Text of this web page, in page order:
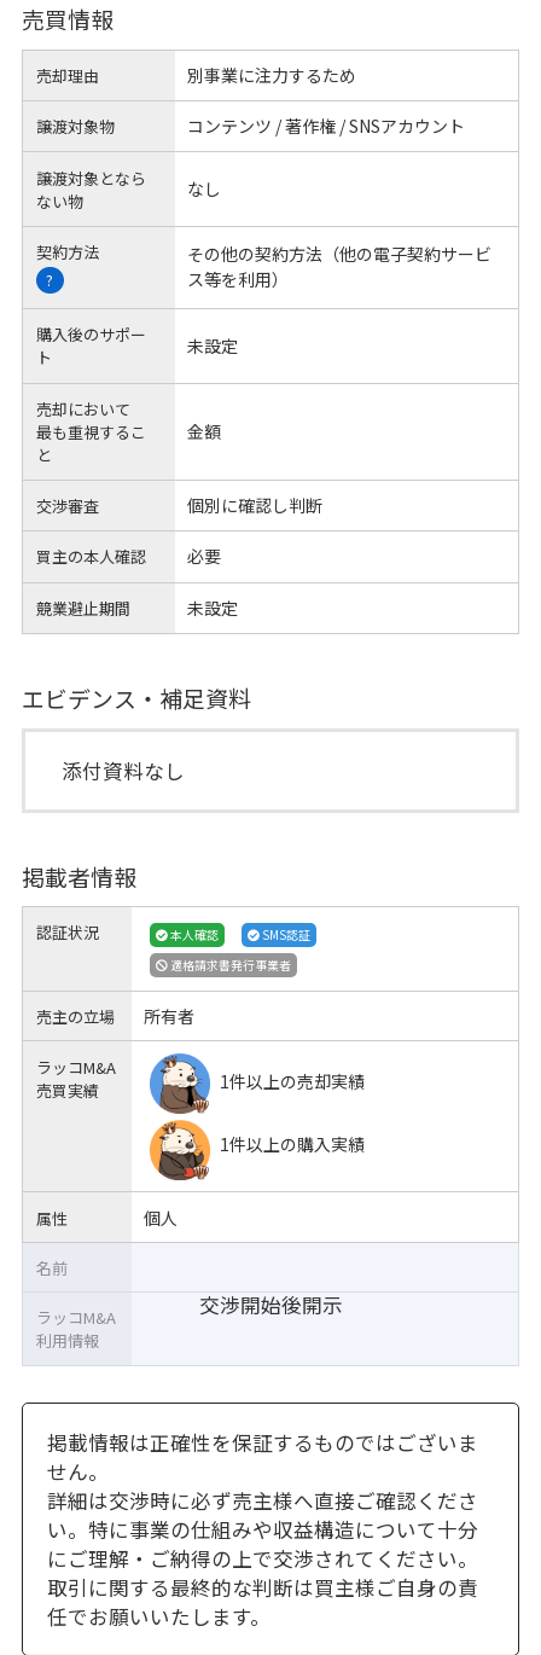
売買情報
売却理由 別事業に注力するため
譲渡対象物 コンテンツ / 著作権 / SNSアカウント
譲渡対象となら
ない物
なし
契約方法
?
その他の契約方法（他の電子契約サービ
ス等を利用）
購入後のサポー
ト
未設定
売却において
最も重視するこ
と
金額
交渉審査 個別に確認し判断
買主の本人確認 必要
競業避止期間 未設定
エビデンス・補足資料
添付資料なし
掲載者情報
認証状況 本人確認
SMS認証
適格請求書発行事業者
売主の立場 所有者
ラッコM&A
売買実績
1件以上の売却実績
1件以上の購入実績
属性 個人
交渉開始後開示
名前
ラッコM&A
利用情報
掲載情報は正確性を保証するものではございま
せん。
詳細は交渉時に必ず売主様へ直接ご確認くださ
い。特に事業の仕組みや収益構造について十分
にご理解・ご納得の上で交渉されてください。
取引に関する最終的な判断は買主様ご自身の責
任でお願いいたします。